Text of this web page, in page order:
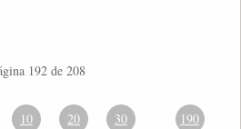
192 de 208
10 20 30 190